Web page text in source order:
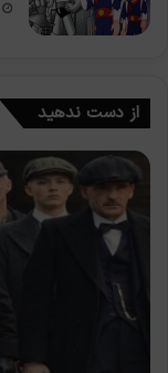
از دست ندهید